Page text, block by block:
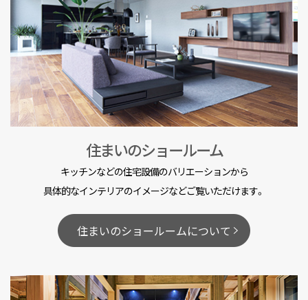
住まいのショールーム
キッチンなどの住宅設備のバリエーションから
具体的なインテリアのイメージなどご覧いただけます。
住まいのショールームについて